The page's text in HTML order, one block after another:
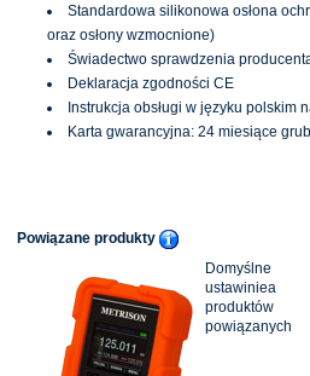
Standardowa silikonowa osłona
oraz osłony wzmocnione)
Świadectwo sprawdzenia
Deklaracja zgodności CE
Instrukcja obsługi w języku polskim
Karta gwarancyjna: 24 miesiące
Powiązane produkty
Domyślne
ustawiniea
produktów
powiązanych